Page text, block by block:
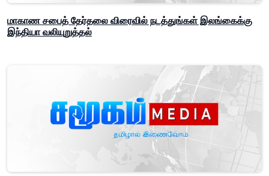
மாகாண சபைத் தேர்தலை விரைவில் நடத்துங்கள் இலங்கைக்கு
இந்தியா வலியுறுத்தல்